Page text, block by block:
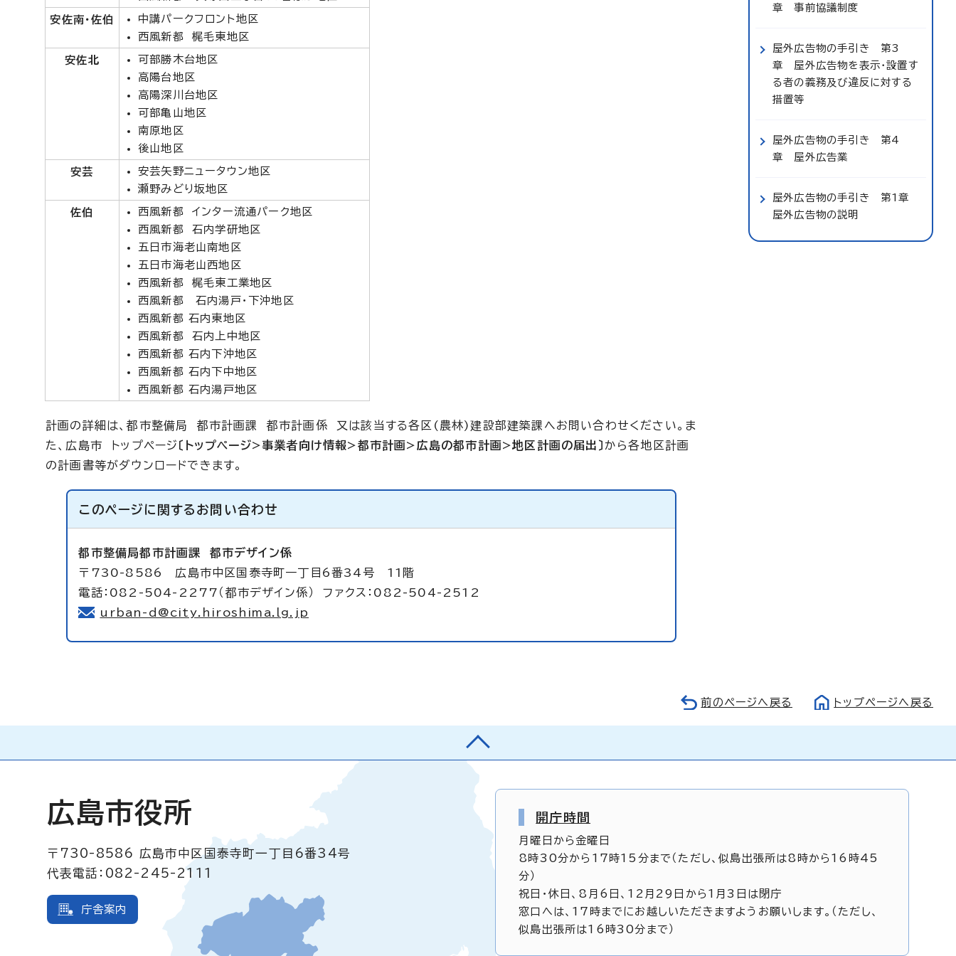
安佐南・佐伯
中講パークフロント地区
西風新都 梶毛東地区
安佐北
可部勝木台地区
高陽台地区
高陽深川台地区
可部亀山地区
南原地区
後山地区
安芸
安芸矢野ニュータウン地区
瀬野みどり坂地区
佐伯
西風新都 インター流通パーク地区
西風新都 石内学研地区
五日市海老山南地区
五日市海老山西地区
西風新都 梶毛東工業地区
西風新都 石内湯戸・下沖地区
西風新都 石内東地区
西風新都 石内上中地区
西風新都 石内下沖地区
西風新都 石内下中地区
西風新都 石内湯戸地区
計画の詳細は、都市整備局 都市計画課 都市計画係 又は該当する各区(農林)建設部建築課へお問い合わせください。ま
た、広島市 トップページ 〔トップページ>事業者向け情報>都市計画>広島の都市計画>地区計画の届出〕 から各地区計画
の計画書等がダウンロードできます。
このページに関する お問い合わせ
都市整備局都市計画課 都市デザイン係
〒730-8586 広島市中区国泰寺町一丁目6番34号 11階
電話：082-504-2277（都市デザイン係） ファクス：082-504-2512
urban-d@city.hiroshima.lg.jp
章 事前協議制度
屋外広告物の手引き 第3
章 屋外広告物を表示・設置す
る者の義務及び違反に対する
措置等
屋外広告物の手引き 第4
章 屋外広告業
屋外広告物の手引き 第1章
屋外広告物の説明
前のページへ戻る トップページへ戻る
広島市役所
〒730-8586
広島市中区国泰寺町一丁目6番34号
代表電話：082-245-2111
庁舎案内
開庁時間
月曜日から金曜日
8時30分から17時15分まで（ただし、似島出張所は8時から16時45
分）
祝日・休日、8月6日、12月29日から1月3日は閉庁
窓口へは、17時までにお越しいただきますようお願いします。（ただし、
似島出張所は16時30分まで）